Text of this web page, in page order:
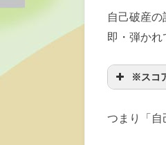
自己破産
即・弾かれ
※スコ
つまり「自